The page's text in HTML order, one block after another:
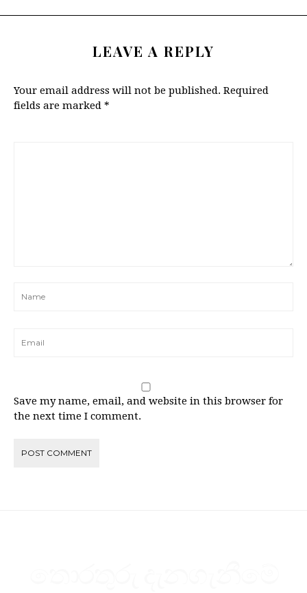
LEAVE A REPLY
Your email address will not be published. Required
fields are marked *
Save my name, email, and website in this browser for
the next time I comment.